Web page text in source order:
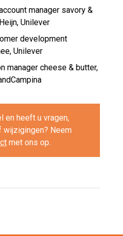
manager savory &
Unilever
development
Unilever
manager cheese & butter,
en heeft u vragen,
wijzigingen? Neem
met ons op.